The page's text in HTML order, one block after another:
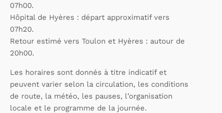
07h00.
Hôpital de Hyères : départ approximatif vers
07h20.
Retour estimé vers Toulon et Hyères : autour de
20h00.
Les horaires sont donnés à titre indicatif et
peuvent varier selon la circulation, les conditions
de route, la météo, les pauses, l’organisation
locale et le programme de la journée.